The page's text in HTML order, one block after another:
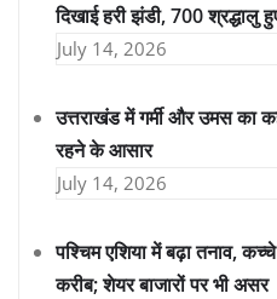
दिखाई हरी झंडी, 700 श्रद्धालु
July 14, 2026
उत्तराखंड में गर्मी और उमस का
रहने के आसार
July 14, 2026
पश्चिम एशिया में बढ़ा तनाव,
करीब; शेयर बाजारों पर भी असर